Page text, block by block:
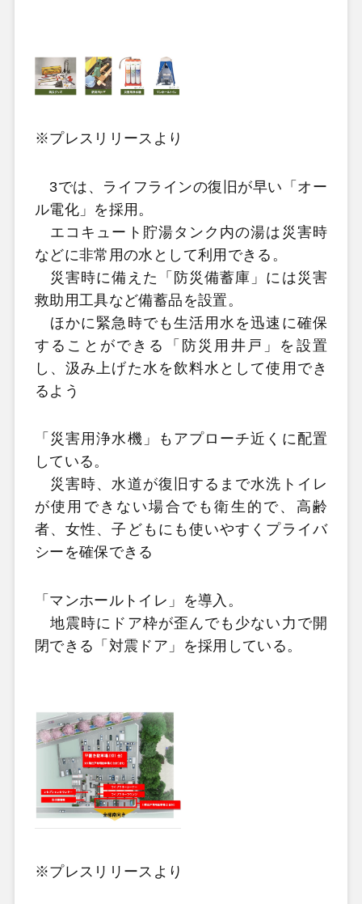
※プレスリリースより
3では、ライフラインの復旧が早い「オー
ル電化」を採用。
エコキュート貯湯タンク内の湯は災害時
などに非常用の水として利用できる。
災害時に備えた「防災備蓄庫」には災害
救助用工具など備蓄品を設置。
ほかに緊急時でも生活用水を迅速に確保
することができる「防災用井戸」を設置
し、汲み上げた水を飲料水として使用でき
るよう
「災害用浄水機」もアプローチ近くに配置
している。
災害時、水道が復旧するまで水洗トイレ
が使用できない場合でも衛生的で、高齢
者、女性、子どもにも使いやすくプライバ
シーを確保できる
「マンホールトイレ」を導入。
地震時にドア枠が歪んでも少ない力で開
閉できる「対震ドア」を採用している。
※プレスリリースより